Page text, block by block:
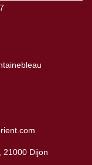
21000 Dijon